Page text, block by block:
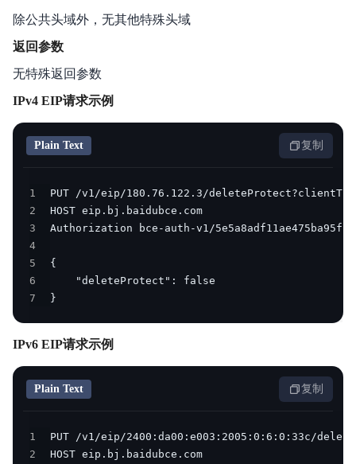
除公共头域外，无其他特殊头域
返回参数
无特殊返回参数
IPv4 EIP请求示例
Plain Text 复制
1
2
3
4
5
6
7
}
IPv6 EIP请求示例
Plain Text 复制
1
2